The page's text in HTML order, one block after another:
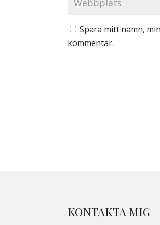
Spara mitt namn,
kommentar.
KONTAKTA MIG